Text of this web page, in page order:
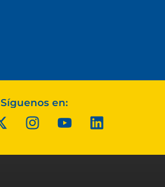
Síguenos en: